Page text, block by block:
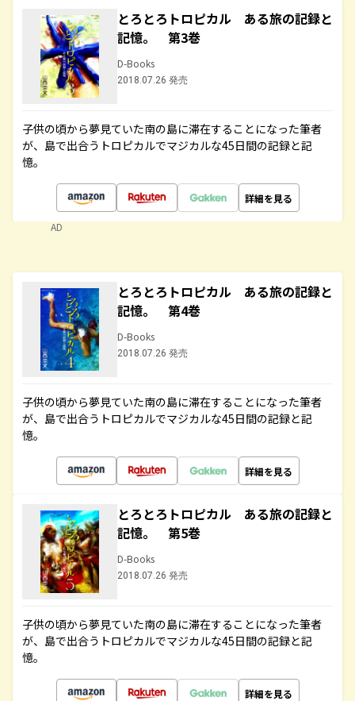
とろとろトロピカル ある旅の記録と
記憶。 第3巻
D-Books
2018.07.26 発売
子供の頃から夢見ていた南の島に滞在することになった筆者
が、島で出合うトロピカルでマジカルな45日間の記録と記
憶。
詳細を見る
AD
とろとろトロピカル ある旅の記録と
記憶。 第4巻
D-Books
2018.07.26 発売
子供の頃から夢見ていた南の島に滞在することになった筆者
が、島で出合うトロピカルでマジカルな45日間の記録と記
憶。
詳細を見る
とろとろトロピカル ある旅の記録と
記憶。 第5巻
D-Books
2018.07.26 発売
子供の頃から夢見ていた南の島に滞在することになった筆者
が、島で出合うトロピカルでマジカルな45日間の記録と記
憶。
詳細を見る